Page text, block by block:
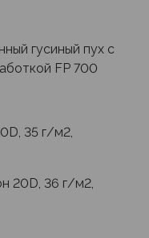
гусиный пух с
FP 700
35 г/м2,
20D, 36 г/м2,